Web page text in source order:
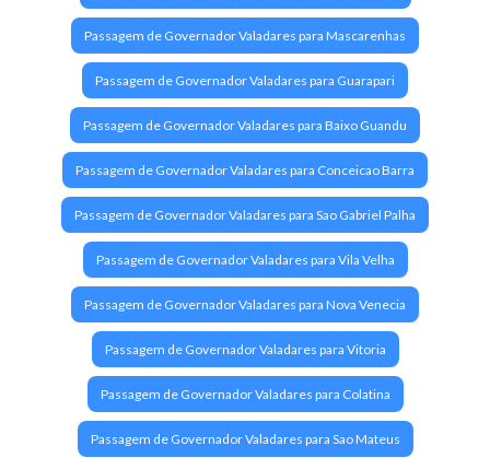
Passagem de Governador Valadares para Mascarenhas
Passagem de Governador Valadares para Guarapari
Passagem de Governador Valadares para Baixo Guandu
Passagem de Governador Valadares para Conceicao Barra
Passagem de Governador Valadares para Sao Gabriel Palha
Passagem de Governador Valadares para Vila Velha
Passagem de Governador Valadares para Nova Venecia
Passagem de Governador Valadares para Vitoria
Passagem de Governador Valadares para Colatina
Passagem de Governador Valadares para Sao Mateus